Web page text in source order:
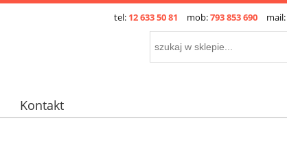
tel: 12 633 50 81 mob:793 853 690 mail:
Kontakt